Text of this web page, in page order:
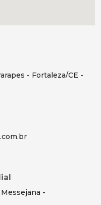
- Fortaleza/CE -
-